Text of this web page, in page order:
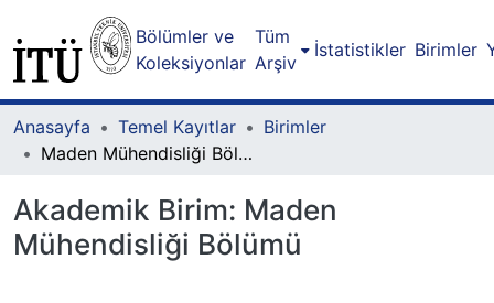
Bölümler ve
Koleksiyonlar
Tüm
Arşiv
İstatistikler Birimler
Anasayfa Temel Kayıtlar
Birimler
Maden Mühendisliği Bölümü
Akademik Birim: Maden
Mühendisliği Bölümü